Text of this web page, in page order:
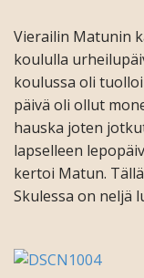
Vierailin Matunin
koululla
koulussa oli
päivä oli ollut
hauska joten
lapselleen
kertoi Matun.
Skulessa on neljä